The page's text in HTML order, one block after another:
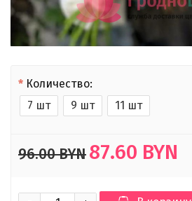
Количество:
7 шт
9 шт 11 шт
96.00 BYN87.60 BYN